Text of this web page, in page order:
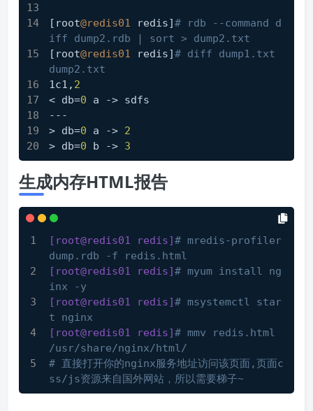
[root@redis01 redis]# rdb --command d
iff dump2.rdb | sort > dump2.txt
[root@redis01 redis]# diff dump1.txt
dump2.txt
1c1, 2
< db=0 a -> sdfs
---
> db=0 a -> 2
> db=0 b -> 3
生成内存HTML报告
[root@redis01 redis]# mredis-profiler
dump.rdb -f redis.html
[root@redis01 redis]# myum install ng
inx -y
[root@redis01 redis]# msystemctl star
t nginx
[root@redis01 redis]# mmv redis.html
/usr/share/nginx/html/
# 直接打开你的nginx服务地址访问该页面,页面c
ss/js资源来自国外网站，所以需要梯子~